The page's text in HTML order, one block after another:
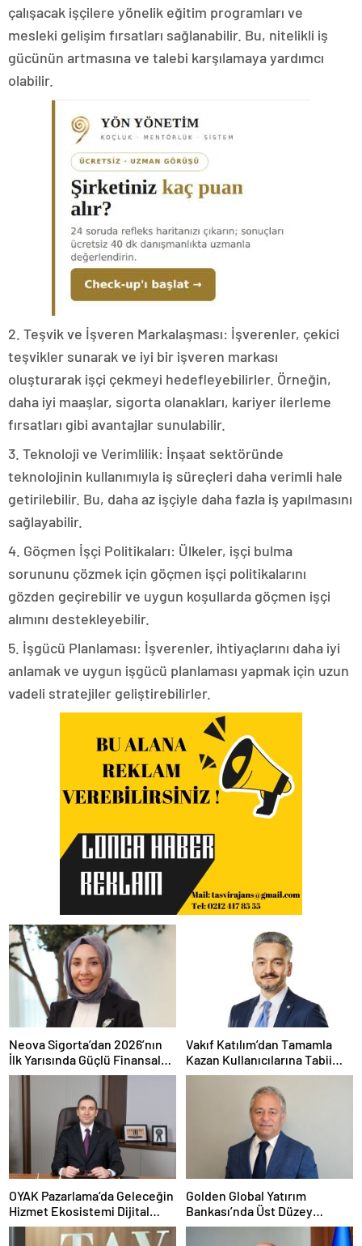
çalışacak işçilere yönelik eğitim programları ve
mesleki gelişim fırsatları sağlanabilir. Bu, nitelikli iş
gücünün artmasına ve talebi karşılamaya yardımcı
olabilir.
2. Teşvik ve İşveren Markalaşması: İşverenler, çekici
teşvikler sunarak ve iyi bir işveren markası
oluşturarak işçi çekmeyi hedefleyebilirler. Örneğin,
daha iyi maaşlar, sigorta olanakları, kariyer ilerleme
fırsatları gibi avantajlar sunulabilir.
3. Teknoloji ve Verimlilik: İnşaat sektöründe
teknolojinin kullanımıyla iş süreçleri daha verimli hale
getirilebilir. Bu, daha az işçiyle daha fazla iş yapılmasını
sağlayabilir.
4. Göçmen İşçi Politikaları: Ülkeler, işçi bulma
sorununu çözmek için göçmen işçi politikalarını
gözden geçirebilir ve uygun koşullarda göçmen işçi
alımını destekleyebilir.
5. İşgücü Planlaması: İşverenler, ihtiyaçlarını daha iyi
anlamak ve uygun işgücü planlaması yapmak için uzun
vadeli stratejiler geliştirebilirler.
Neova Sigorta’dan 2026’nın
İlk Yarısında Güçlü Finansal
Performans
Vakıf Katılım’dan Tamamla
Kazan Kullanıcılarına Tabii
Premium Fırsatı
OYAK Pazarlama’da Geleceğin
Hizmet Ekosistemi Dijital
Dönüşümle Şekilleniyor
Golden Global Yatırım
Bankası’nda Üst Düzey
Atama: Mustafa Selcen
Yönetim Kurulu Üyesi Oldu